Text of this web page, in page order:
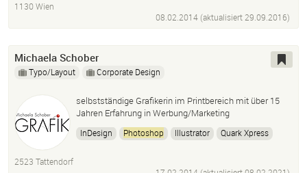
Wordpress
1130 Wien
08.02.2014 (aktualisiert29.09.2016)
Michaela Schober
Typo/Layout Corporate Design
selbstständige Grafikerin im Printbereich mit über 15
Jahren Erfahrung in Werbung/Marketing
InDesign Photoshop Illustrator Quark Xpress
2523 Tattendorf